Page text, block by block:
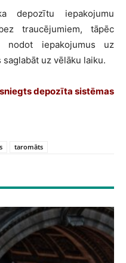
depozītu iepakojumu
traucējumiem, tāpēc
iepakojumus uz
uz vēlāku laiku.
depozīta sistēmas
taromāts